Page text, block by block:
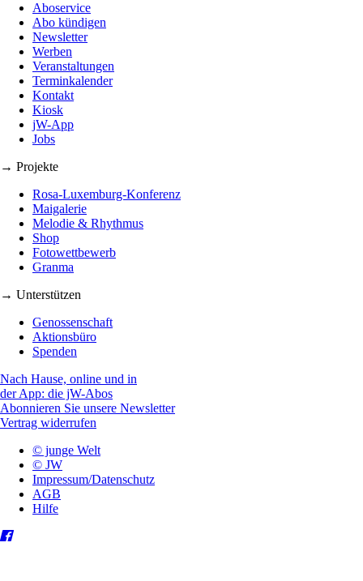
Aboservice
Abo kündigen
Newsletter
Werben
Veranstaltungen
Terminkalender
Kontakt
Kiosk
jW-App
Jobs
→ Projekte
Rosa-Luxemburg-Konferenz
Maigalerie
Melodie & Rhythmus
Shop
Fotowettbewerb
Granma
→ Unterstützen
Genossenschaft
Aktionsbüro
Spenden
Nach Hause, online und in
der App: die jW-Abos
Abonnieren Sie unsere Newsletter
Vertrag widerrufen
© junge Welt
© JW
Impressum/Datenschutz
AGB
Hilfe